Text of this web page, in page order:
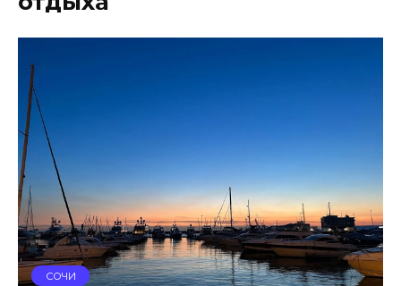
СОЧИ